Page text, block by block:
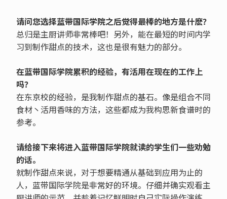
请问您选择蓝带国际学院之后觉得最棒的地方是什麽？
总归是主厨讲师非常棒吧！另外，能在最短的时间内学
习到制作甜点的技术，这也是很有魅力的部分。
在蓝带国际学院累积的经验，有活用在现在的工作上
吗？
在东京校的经验，是我制作甜点的基石。像是组合不同
食材丶活用香味的方法，这些都成为我构思新食谱时的
参考。
请给接下来将进入蓝带国际学院就读的学生们一些劝勉
的话。
就制作甜点来说，对于想要精通从基础到应用为止的
人，蓝带国际学院是非常好的环境。仔细并确实观看主